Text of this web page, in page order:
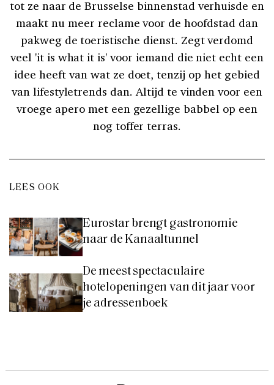
tot ze naar de Brusselse binnenstad verhuisde en
maakt nu meer reclame voor de hoofdstad dan
pakweg de toeristische dienst. Zegt verdomd
veel 'it is what it is' voor iemand die niet echt een
idee heeft van wat ze doet, tenzij op het gebied
van lifestyletrends dan. Altijd te vinden voor een
vroege apero met een gezellige babbel op een
nog toffer terras.
LEES OOK
Eurostar brengt gastronomie
naar de Kanaaltunnel
De meest spectaculaire
hotelopeningen van dit jaar voor
je adressenboek